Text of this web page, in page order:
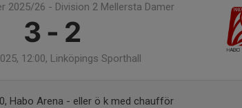
2025/26 - Division 2 Mellersta Damer
3 - 2
12:00, Linköpings Sporthall
Habo Arena - eller ö k med chaufför